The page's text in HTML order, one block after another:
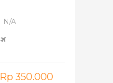
N/A
Rp 350.000